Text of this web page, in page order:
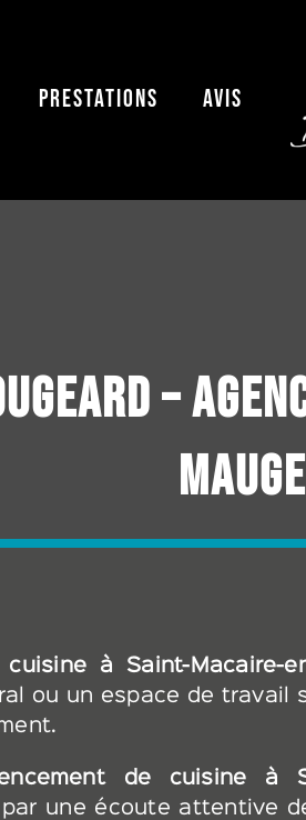
PRESTATIONS AVIS
–
cuisine à Saint-Macaire-
ou un espace de travail
de cuisine à
par une écoute attentive